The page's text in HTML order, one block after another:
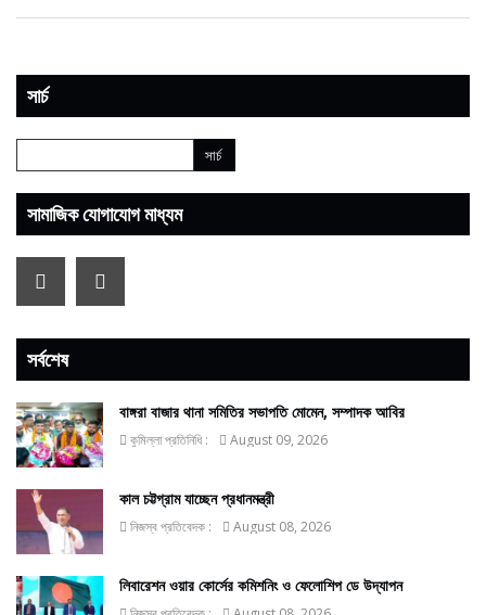
সার্চ
সামাজিক যোগাযোগ মাধ্যম
সর্বশেষ
বাঙ্গরা বাজার থানা সমিতির সভাপতি মোমেন, সম্পাদক আবির
কুমিল্লা প্রতিনিধি : August 09, 2026
কাল চট্টগ্রাম যাচ্ছেন প্রধানমন্ত্রী
নিজস্ব প্রতিবেদক : August 08, 2026
লিবারেশন ওয়ার কোর্সের কমিশনিং ও ফেলোশিপ ডে উদ্‌যাপন